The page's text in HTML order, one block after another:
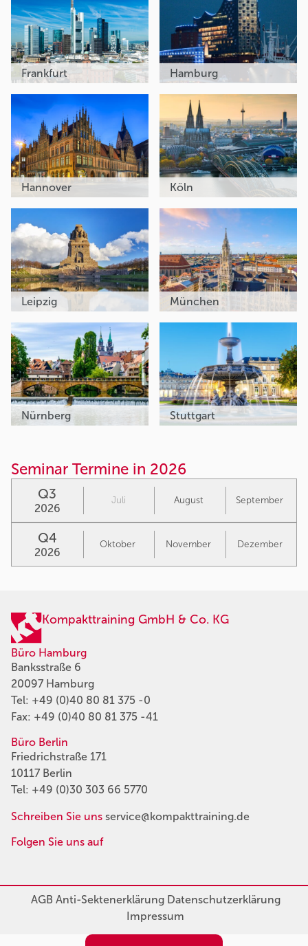
Frankfurt Hamburg
Hannover Köln
Leipzig München
Nürnberg Stuttgart
Seminar Termine in 2026
Q3
2026
Juli August September
Q4
2026
Oktober November Dezember
Kompakttraining GmbH & Co. KG
Büro Hamburg
Banksstraße 6
20097 Hamburg
Tel: +49 (0)40 80 81 375 -0
Fax: +49 (0)40 80 81 375 -41
Büro Berlin
Friedrichstraße 171
10117 Berlin
Tel: +49 (0)30 303 66 5770
Schreiben Sie uns service@kompakttraining.de
Folgen Sie uns auf
AGBAnti-SektenerklärungDatenschutzerklärung
Impressum